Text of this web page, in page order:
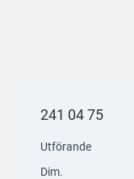
241 04 75
Utförande
Dim.